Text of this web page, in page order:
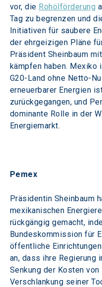
vor, die Rohölförderung
Tag zu begrenzen und
Initiativen für saubere
der ehrgeizigen Pläne
Präsident Sheinbaum
kämpfen haben. Mexiko
G20-Land ohne Netto-
erneuerbarer Energien
zurückgegangen, und
dominante Rolle in der
Energiemarkt.
Pemex
Präsidentin Sheinbaum
mexikanischen
rückgängig gemacht,
Bundeskommission für
öffentliche
an, dass ihre Regierung
Senkung der Kosten
Verschlankung seiner